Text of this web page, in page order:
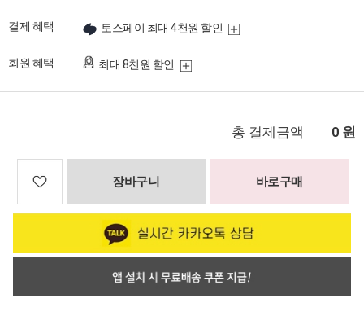
결제 혜택 토스페이 최대 4천원 할인
회원 혜택 최대 8천원 할인
총 결제금액 0 원
장바구니 바로구매